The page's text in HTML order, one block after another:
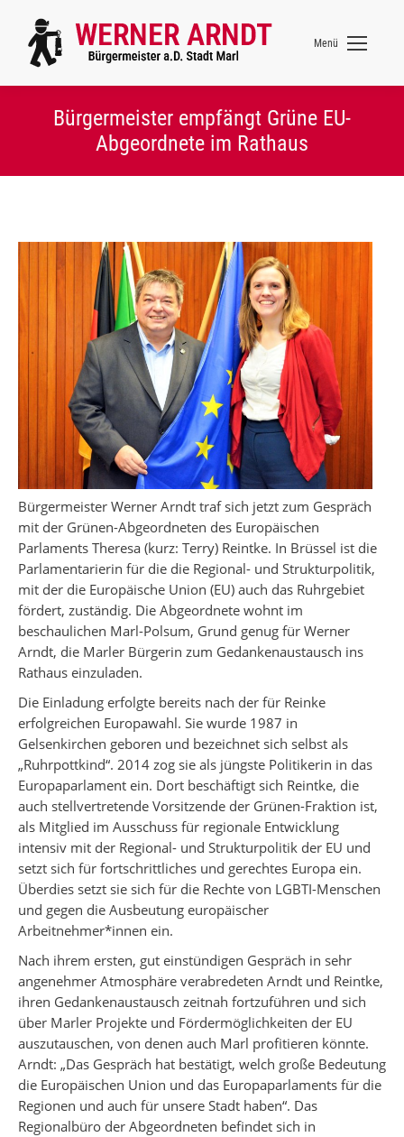
Menü
Bürgermeister empfängt Grüne EU-
Abgeordnete im Rathaus
Bürgermeister Werner Arndt traf sich jetzt zum Gespräch
mit der Grünen-Abgeordneten des Europäischen
Parlaments Theresa (kurz: Terry) Reintke. In Brüssel ist die
Parlamentarierin für die die Regional- und Strukturpolitik,
mit der die Europäische Union (EU) auch das Ruhrgebiet
fördert, zuständig. Die Abgeordnete wohnt im
beschaulichen Marl-Polsum, Grund genug für Werner
Arndt, die Marler Bürgerin zum Gedankenaustausch ins
Rathaus einzuladen.
Die Einladung erfolgte bereits nach der für Reinke
erfolgreichen Europawahl. Sie wurde 1987 in
Gelsenkirchen geboren und bezeichnet sich selbst als
„Ruhrpottkind“. 2014 zog sie als jüngste Politikerin in das
Europaparlament ein. Dort beschäftigt sich Reintke, die
auch stellvertretende Vorsitzende der Grünen-Fraktion ist,
als Mitglied im Ausschuss für regionale Entwicklung
intensiv mit der Regional- und Strukturpolitik der EU und
setzt sich für fortschrittliches und gerechtes Europa ein.
Überdies setzt sie sich für die Rechte von LGBTI-Menschen
und gegen die Ausbeutung europäischer
Arbeitnehmer*innen ein.
Nach ihrem ersten, gut einstündigen Gespräch in sehr
angenehmer Atmosphäre verabredeten Arndt und Reintke,
ihren Gedankenaustausch zeitnah fortzuführen und sich
über Marler Projekte und Fördermöglichkeiten der EU
auszutauschen, von denen auch Marl profitieren könnte.
Arndt: „Das Gespräch hat bestätigt, welch große Bedeutung
die Europäischen Union und das Europaparlaments für die
Regionen und auch für unsere Stadt haben“. Das
Regionalbüro der Abgeordneten befindet sich in